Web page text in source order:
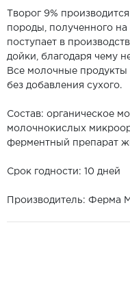
Творог 9%
породы, полученного
поступает в
дойки, благодаря чему
Все молочные продукты
без добавления сухого.
Состав: органическое
молочнокислых
ферментный препарат
Срок годности: 10 дней
Производитель: Ферма